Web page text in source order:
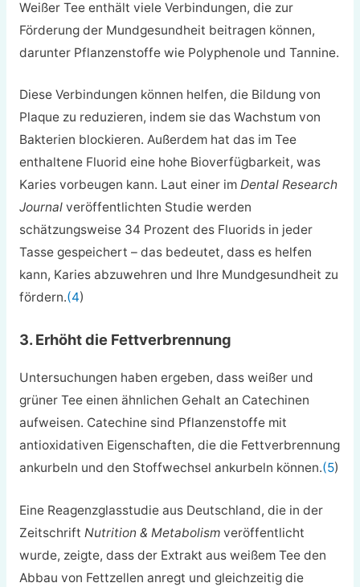
Weißer Tee enthält viele Verbindungen, die zur
Förderung der Mundgesundheit beitragen können,
darunter Pflanzenstoffe wie Polyphenole und Tannine.
Diese Verbindungen können helfen, die Bildung von
Plaque zu reduzieren, indem sie das Wachstum von
Bakterien blockieren. Außerdem hat das im Tee
enthaltene Fluorid eine hohe Bioverfügbarkeit, was
Karies vorbeugen kann. Laut einer im Dental Research
Journal veröffentlichten Studie werden
schätzungsweise 34 Prozent des Fluorids in jeder
Tasse gespeichert – das bedeutet, dass es helfen
kann, Karies abzuwehren und Ihre Mundgesundheit zu
fördern.(4)
3. Erhöht die Fettverbrennung
Untersuchungen haben ergeben, dass weißer und
grüner Tee einen ähnlichen Gehalt an Catechinen
aufweisen. Catechine sind Pflanzenstoffe mit
antioxidativen Eigenschaften, die die Fettverbrennung
ankurbeln und den Stoffwechsel ankurbeln können.(5)
Eine Reagenzglasstudie aus Deutschland, die in der
Zeitschrift Nutrition & Metabolismveröffentlicht
wurde, zeigte, dass der Extrakt aus weißem Tee den
Abbau von Fettzellen anregt und gleichzeitig die